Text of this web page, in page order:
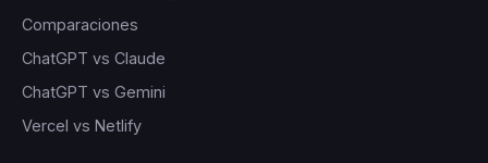
Comparaciones
ChatGPT vs Claude
ChatGPT vs Gemini
Vercel vs Netlify